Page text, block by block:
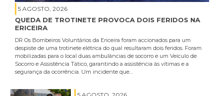
5 AGOSTO, 2026
QUEDA DE TROTINETE PROVOCA DOIS FERIDOS NA
ERICEIRA
DR Os Bombeiros Voluntários da Ericeira foram accionados para um
despiste de uma trotinete elétrica do qual resultaram dois feridos. Foram
mobilizadas para o local duas ambulâncias de socorro e um Veículo de
Socorro e Assistência Tático, garantindo a assistência às vítimas e a
segurança da ocorrência. Um incidente que…